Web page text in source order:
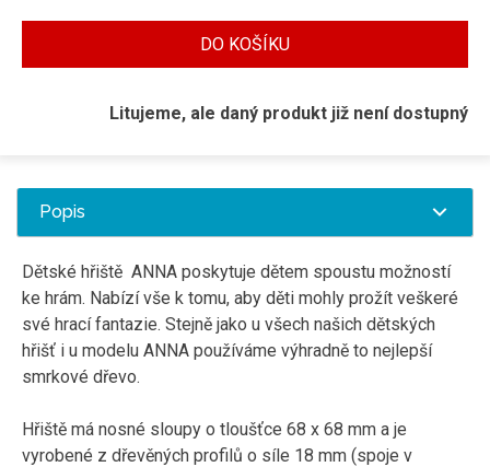
DO KOŠÍKU
Litujeme, ale daný produkt již není dostupný
Popis
Dětské hřiště ANNA poskytuje dětem spoustu možností
ke hrám. Nabízí vše k tomu, aby děti mohly prožít veškeré
své hrací fantazie. Stejně jako u všech našich dětských
hřišť i u modelu ANNA používáme výhradně to nejlepší
smrkové dřevo.
Hřiště má nosné sloupy o tloušťce 68 x 68 mm a je
vyrobené z dřevěných profilů o síle 18 mm (spoje v